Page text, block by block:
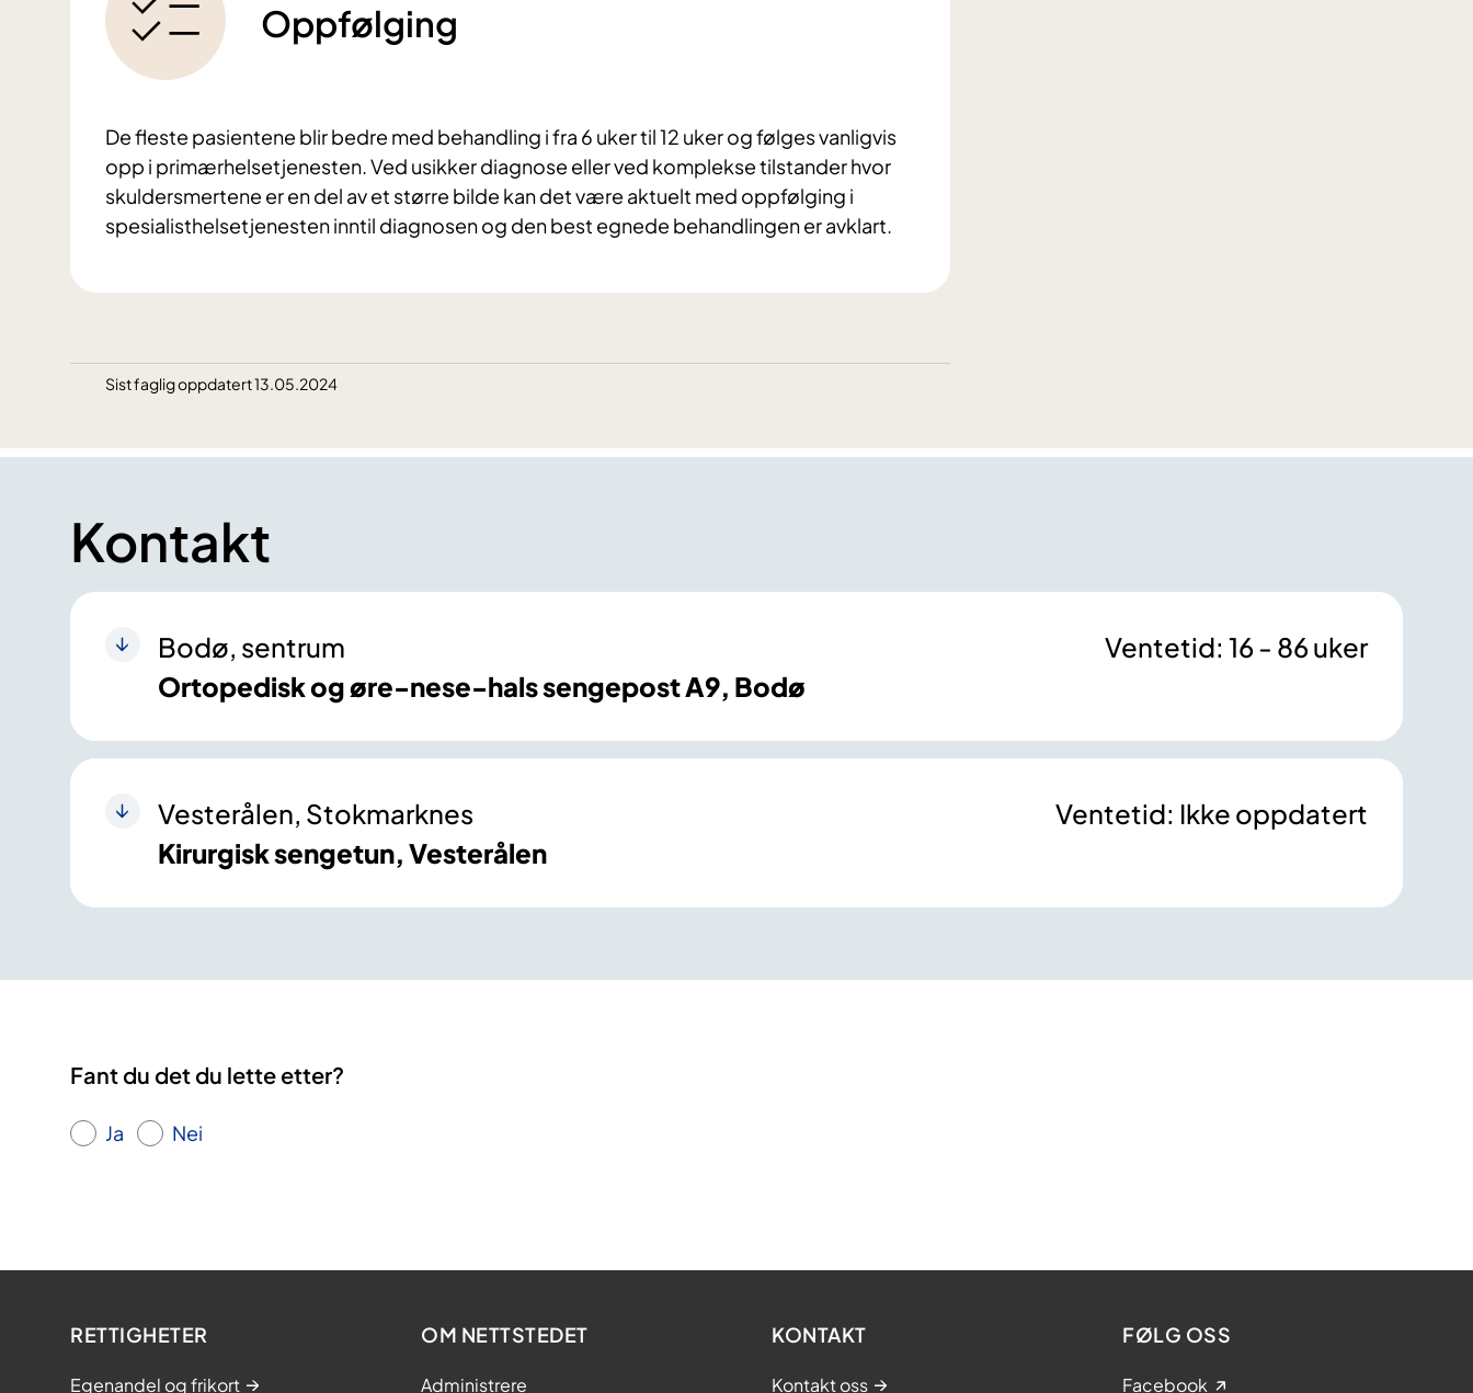
Oppfølging
De fleste pasientene blir bedre med behandling i fra 6 uker til 12 uker og følges vanligvis
opp i primærhelsetjenesten. Ved usikker diagnose eller ved komplekse tilstander hvor
skuldersmertene er en del av et større bilde kan det være aktuelt med oppfølging i
spesialisthelsetjenesten inntil diagnosen og den best egnede behandlingen er avklart.
Sist faglig oppdatert 13.05.2024
Kontakt
Bodø, sentrum
Ortopedisk og øre-nese-hals sengepost A9, Bodø
Ventetid: 16 - 86 uker
Vesterålen, Stokmarknes
Kirurgisk sengetun, Vesterålen
Ventetid: Ikke oppdatert
Fant du det du lette etter?
Ja Nei
RETTIGHETER
Egenandel og frikort
OM NETTSTEDET
Administrere
KONTAKT
Kontakt oss
FØLG OSS
Facebook